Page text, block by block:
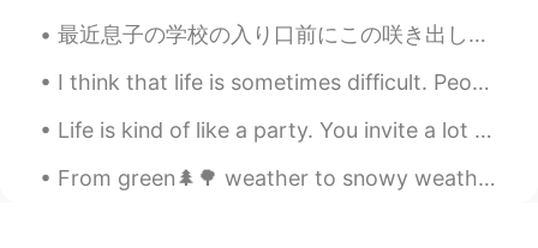
自分は先生を目指しているから、むしろ助
けてなんぼだと思ってる。ただ日本語を直
してもなんで間違ってるかわからないだろ
うから、どうすればもっと良くなるように
アドバイスするようにしてる！
mariko 2020.04.19 02:35
最近息子の学校の入り口前にこの咲き出した花が見える Recently I can see these blossomed flowers in front of my son’s school ...
I think that life is sometimes difficult. People encounter many challenges. Family members get si...
Life is kind of like a party. You invite a lot of people, some leave early, some stay all night, ...
From green🌲🌳 weather to snowy weather on the same day☃️ Trying my hand at baking 👨‍🍳🍪 over the h...